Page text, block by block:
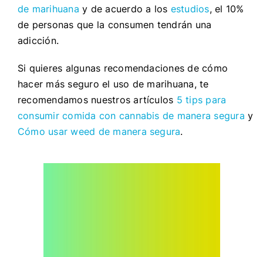
de marihuana y de acuerdo a los estudios, el 10%
de personas que la consumen tendrán una
adicción.
Si quieres algunas recomendaciones de cómo
hacer más seguro el uso de marihuana, te
recomendamos nuestros artículos 5 tips para
consumir comida con cannabis de manera segura y
Cómo usar weed de manera segura.